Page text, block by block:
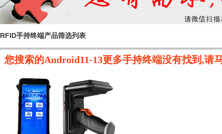
RFID手持终端产品筛选列表
您搜索的Android11-13更多手持终端没有找到,请